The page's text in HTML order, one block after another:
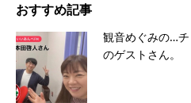
おすすめ記事
観音めぐみの…
のゲストさん。